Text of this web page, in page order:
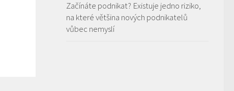
Začínáte podnikat? Existuje jedno riziko,
na které většina nových podnikatelů
vůbec nemyslí